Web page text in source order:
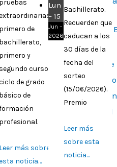
pruebas
de
primero de
bachillerato,
primero y
segundo curso del
de grado
básico de
profesional.
Leer más sobre
noticia…
Lun
– 15
Jun –
2026
Bachillerato.
Recuerden que
caducan a los
30 días de la
fecha del
sorteo
(15/06/2026).
Premio
Leer más
sobre esta
noticia…